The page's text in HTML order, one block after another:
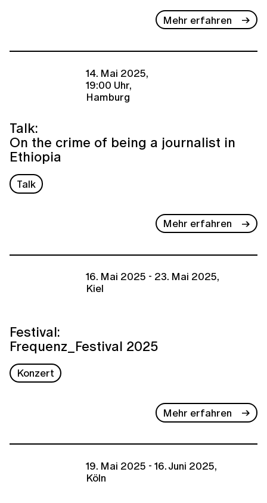
Mehr erfahren
14. Mai 2025,
19:00 Uhr,
Hamburg
Talk:
On the crime of being a journalist in
Ethiopia
Talk
Mehr erfahren
16. Mai 2025 - 23. Mai 2025,
Kiel
Festival:
Frequenz_Festival 2025
Konzert
Mehr erfahren
19. Mai 2025 - 16. Juni 2025,
Köln